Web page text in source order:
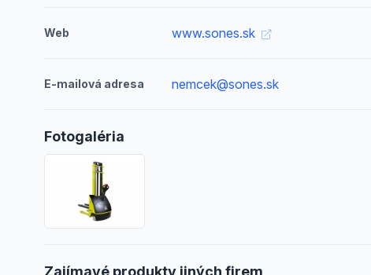
Web www.sones.sk
E-mailová adresa nemcek@sones.sk
Fotogaléria
Zajímavé produkty jiných firem